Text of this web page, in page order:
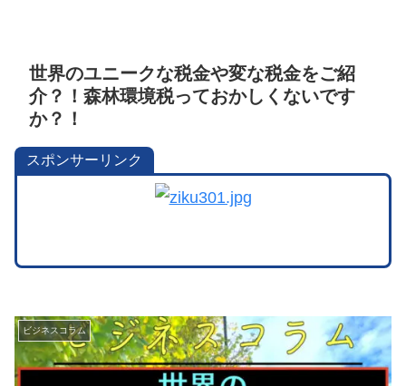
世界のユニークな税金や変な税金をご紹
介？！森林環境税っておかしくないです
か？！
スポンサーリンク
ビジネスコラム